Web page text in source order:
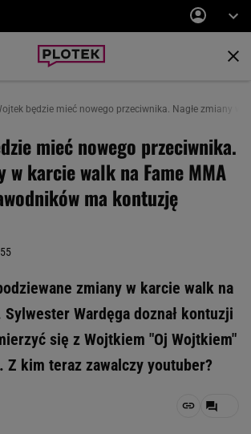
będzie mieć nowego przeciwnika. Nagłe zmiany
mieć nowego przeciwnika.
w karcie walk na Fame MMA
ma kontuzję
zmiany w karcie walk na
Sylwester Wardęga doznał kontuzji
się z Wojtkiem "Oj Wojtkiem"
Z kim teraz zawalczy youtuber?